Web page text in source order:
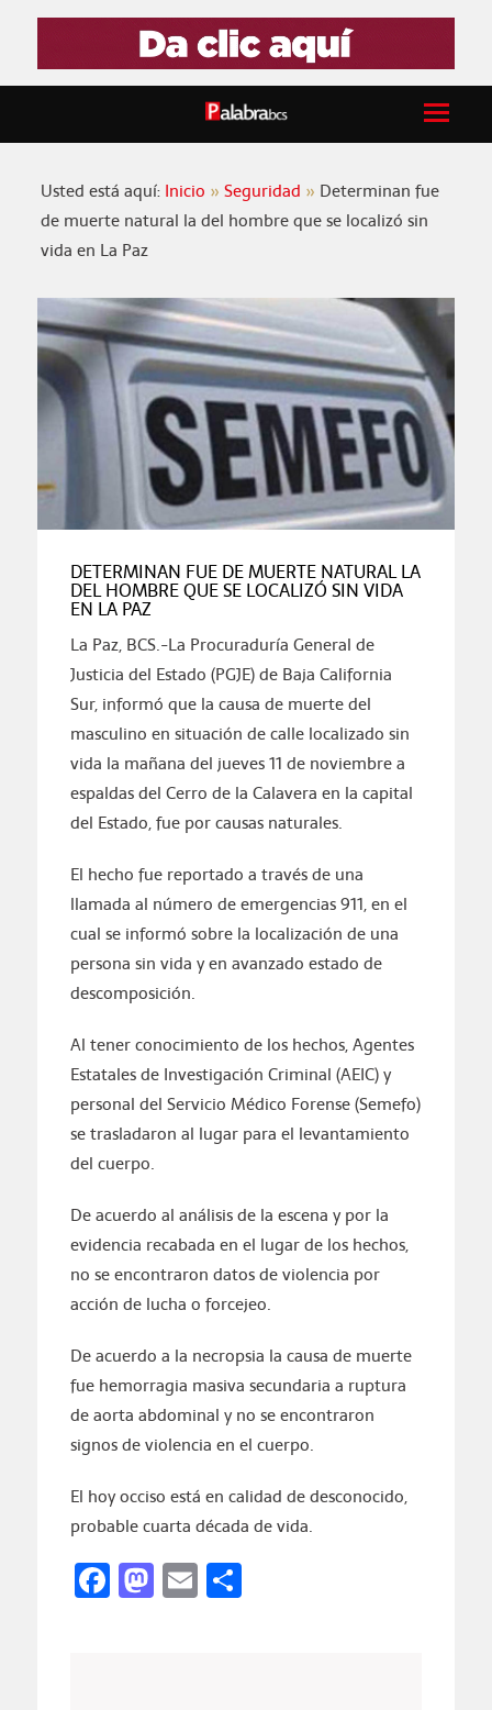
Usted está aquí: Inicio Seguridad
Determinan fue
de muerte natural la del hombre que se localizó sin
vida en La Paz
DETERMINAN FUE DE MUERTE NATURAL LA
DEL HOMBRE QUE SE LOCALIZÓ SIN VIDA
EN LA PAZ
La Paz, BCS.-La Procuraduría General de
Justicia del Estado (PGJE) de Baja California
Sur, informó que la causa de muerte del
masculino en situación de calle localizado sin
vida la mañana del jueves 11 de noviembre a
espaldas del Cerro de la Calavera en la capital
del Estado, fue por causas naturales.
El hecho fue reportado a través de una
llamada al número de emergencias 911, en el
cual se informó sobre la localización de una
persona sin vida y en avanzado estado de
descomposición.
Al tener conocimiento de los hechos, Agentes
Estatales de Investigación Criminal (AEIC) y
personal del Servicio Médico Forense (Semefo)
se trasladaron al lugar para el levantamiento
del cuerpo.
De acuerdo al análisis de la escena y por la
evidencia recabada en el lugar de los hechos,
no se encontraron datos de violencia por
acción de lucha o forcejeo.
De acuerdo a la necropsia la causa de muerte
fue hemorragia masiva secundaria a ruptura
de aorta abdominal y no se encontraron
signos de violencia en el cuerpo.
El hoy occiso está en calidad de desconocido,
probable cuarta década de vida.
Facebook
Mastodon
EmailCompartir